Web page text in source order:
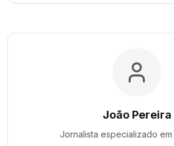
João Pereira
Jornalista especializado em